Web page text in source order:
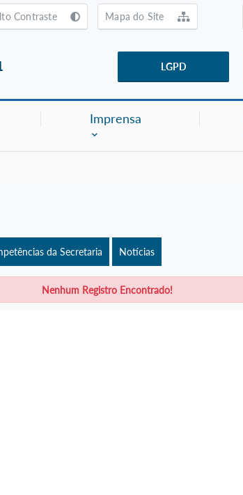
Ir para o rodapé [alt+4]
Contraste Mapa do Site
LGPD
Imprensa
da Secretaria Notícias
Nenhum Registro Encontrado!